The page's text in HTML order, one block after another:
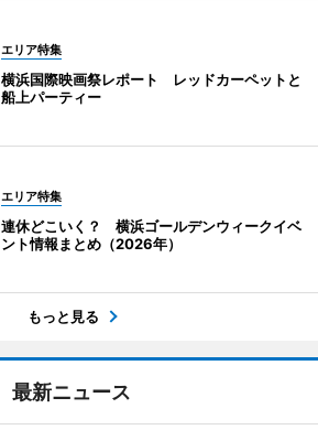
エリア特集
横浜国際映画祭レポート レッドカーペットと
船上パーティー
エリア特集
連休どこいく？ 横浜ゴールデンウィークイベ
ント情報まとめ（2026年）
もっと見る
最新ニュース